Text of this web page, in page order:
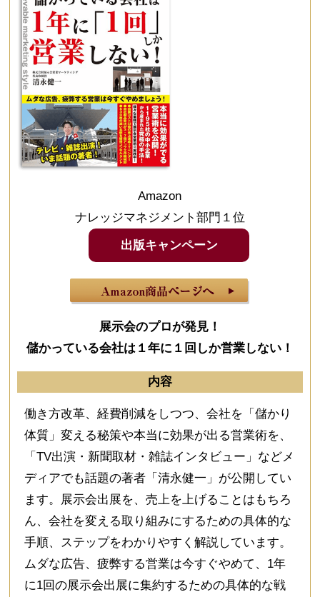
Amazon
ナレッジマネジメント部門１位
出版キャンペーン
展示会のプロが発見！
儲かっている会社は１年に１回しか営業しない！
内容
働き方改革、経費削減をしつつ、会社を「儲かり
体質」変える秘策や本当に効果が出る営業術を、
「TV出演・新聞取材・雑誌インタビュー」などメ
ディアでも話題の著者「清永健一」が公開してい
ます。展示会出展を、売上を上げることはもちろ
ん、会社を変える取り組みにするための具体的な
手順、ステップをわかりやすく解説しています。
ムダな広告、疲弊する営業は今すぐやめて、1年
に1回の展示会出展に集約するための具体的な戦